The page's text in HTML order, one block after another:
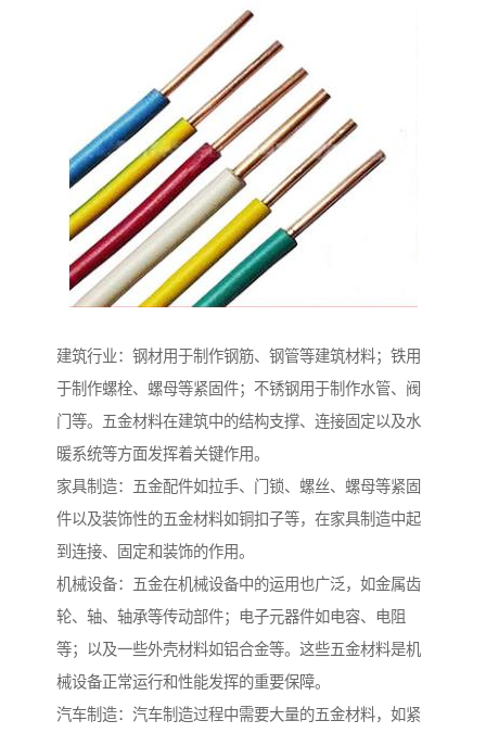
建筑行业：钢材用于制作钢筋、钢管等建筑材料；铁用
于制作螺栓、螺母等紧固件；不锈钢用于制作水管、阀
门等。五金材料在建筑中的结构支撑、连接固定以及水
暖系统等方面发挥着关键作用。
家具制造：五金配件如拉手、门锁、螺丝、螺母等紧固
件以及装饰性的五金材料如铜扣子等，在家具制造中起
到连接、固定和装饰的作用。
机械设备：五金在机械设备中的运用也广泛，如金属齿
轮、轴、轴承等传动部件；电子元器件如电容、电阻
等；以及一些外壳材料如铝合金等。这些五金材料是机
械设备正常运行和性能发挥的重要保障。
汽车制造：汽车制造过程中需要大量的五金材料，如紧